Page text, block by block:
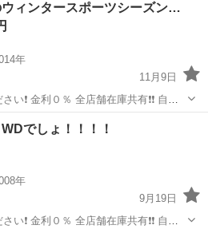
ウィンタースポーツシーズン…
年
11月9日
❗️ 金利０％ 全店舗在庫共有❗️❗️ 自社
婦をされている方🆗 ・自己破産・任意整理のご経験の...
ー
でしょ！！！！
年
9月19日
❗️ 金利０％ 全店舗在庫共有❗️❗️ 自社